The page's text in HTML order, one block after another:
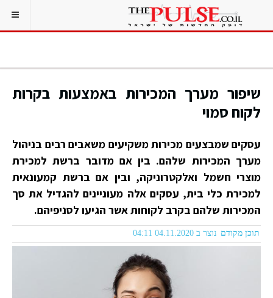
שיפור מערך המכירות באמצעות בקרות
לקוח סמוי
עסקים שמבצעים מכירות משקיעים משאבים רבים בניהול
מערך המכירות שלהם. בין אם מדובר ברשת למכירת
מוצרי חשמל ואלקטרוניקה, ובין אם ברשת קמעונאית
למכירת כלי בית, עסקים אלה מעוניינים להגדיל את סך
המכירות שלהם בקרב לקוחות אשר הגיעו לסניפיהם.
תוכן מקודם נוצר ב 04.11.2020 04:11